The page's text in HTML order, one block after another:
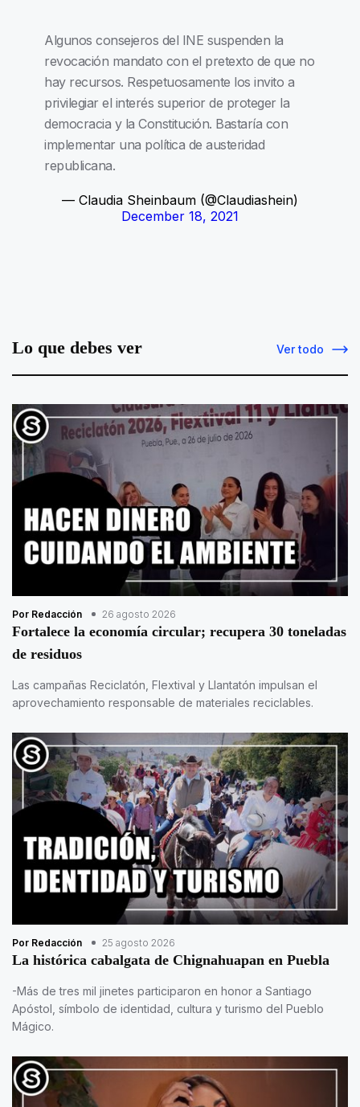
Algunos consejeros del INE suspenden la
revocación mandato con el pretexto de que no
hay recursos. Respetuosamente los invito a
privilegiar el interés superior de proteger la
democracia y la Constitución. Bastaría con
implementar una política de austeridad
republicana.
— Claudia Sheinbaum (@Claudiashein)
December 18, 2021
Lo que debes ver Ver todo
Por Redacción 26 agosto 2026
Fortalece la economía circular; recupera 30 toneladas
de residuos
Las campañas Reciclatón, Flextival y Llantatón impulsan el
aprovechamiento responsable de materiales reciclables.
Por Redacción 25 agosto 2026
La histórica cabalgata de Chignahuapan en Puebla
-Más de tres mil jinetes participaron en honor a Santiago
Apóstol, símbolo de identidad, cultura y turismo del Pueblo
Mágico.